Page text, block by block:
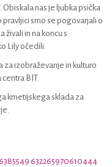
Obiskala nas je ljubka psička
pravljici smo se pogovarjali o
živali in na koncu s
Lily očedili.
za izobraževanje in kulturo
BIT.
kmetijskega sklada za